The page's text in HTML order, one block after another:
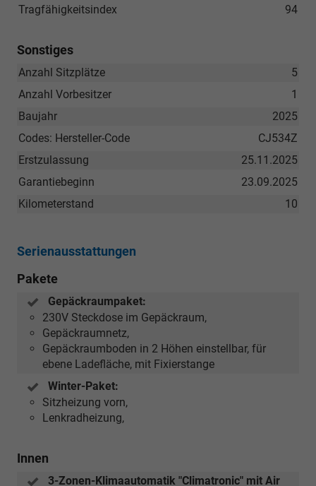
94
Tragfähigkeitsindex
Sonstiges
5
Anzahl Sitzplätze
1
Anzahl Vorbesitzer
2025
Baujahr
CJ534Z
Codes: Hersteller-Code
25.11.2025
Erstzulassung
23.09.2025
Garantiebeginn
10
Kilometerstand
Serienausstattungen
Pakete
Gepäckraumpaket:
230V Steckdose im Gepäckraum,
Gepäckraumnetz,
Gepäckraumboden in 2 Höhen einstellbar, für
ebene Ladefläche, mit Fixierstange
Winter-Paket:
Sitzheizung vorn,
Lenkradheizung,
Innen
3-Zonen-Klimaautomatik "Climatronic" mit Air